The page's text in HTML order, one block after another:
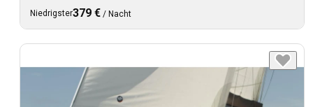
Niedrigster379 € / Nacht